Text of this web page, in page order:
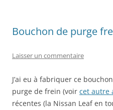
Bouchon de purge
Laisser un commentaire
J’ai eu à fabriquer ce
purge de frein (voir cet autre
récentes (la Nissan Leaf en